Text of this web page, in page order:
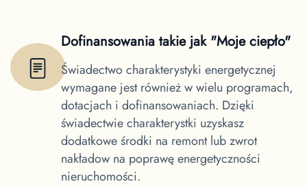
Dofinansowania takie jak "Moje ciepło"
Świadectwo charakterystyki energetycznej
wymagane jest również w wielu programach,
dotacjach i dofinansowaniach. Dzięki
świadectwie charakterystki uzyskasz
dodatkowe środki na remont lub zwrot
nakładow na poprawę energetyczności
nieruchomości.